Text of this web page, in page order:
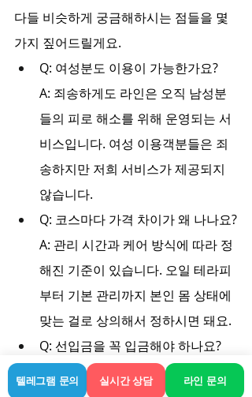
다들 비슷하게 궁금해하시는 점들을 몇
가지 짚어드릴게요.
Q: 여성분도 이용이 가능한가요?
A: 죄송하게도 라인은 오직 남성분
들의 피로 해소를 위해 운영되는 서
비스입니다. 여성 이용객분들은 죄
송하지만 저희 서비스가 제공되지
않습니다.
Q: 코스마다 가격 차이가 왜 나나요?
A: 관리 시간과 케어 방식에 따라 정
해진 기준이 있습니다. 오일 테라피
부터 기본 관리까지 본인 몸 상태에
맞는 걸로 상의해서 정하시면 돼요.
Q: 선입금을 꼭 입금해야 하나요?
A: 절대 아닙니다. 선입금 요구하는
텔레그램 문의 실시간 상담 라인 문의